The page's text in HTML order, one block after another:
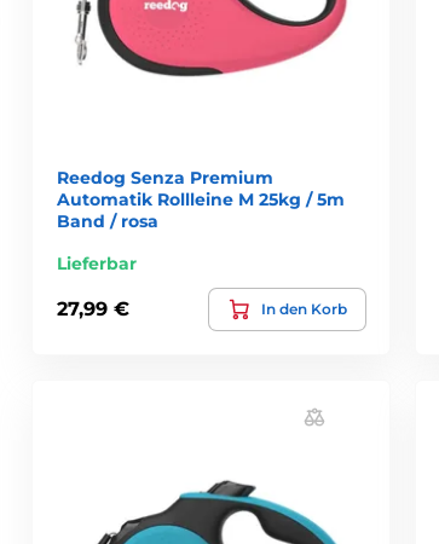
Reedog Senza Premium
Automatik Rollleine M 25kg / 5m
Band / rosa
Lieferbar
27,99 € In den Korb